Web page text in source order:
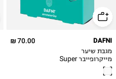
70.00 ₪ DAFNI
מגבת שיער
מייקרופייבר Super
absorbing micro-
fiber head towel